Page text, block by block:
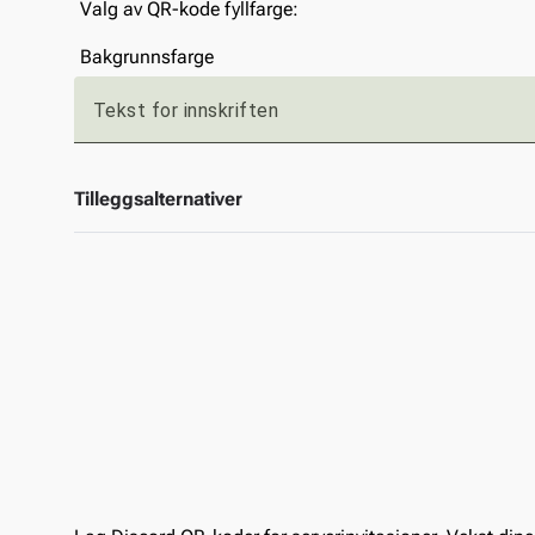
Valg av QR-kode fyllfarge:
Bakgrunnsfarge
Tekst for innskriften
Tilleggsalternativer